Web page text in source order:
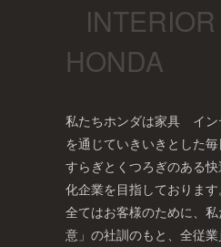
HONDA
私たちホンダは家具 イ
を通じていきいきとした
すらぎとくつろぎのある
化企業を目指しております
全てはお客様のために、
意」の社訓のもと、全従